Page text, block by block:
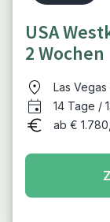
USA
2 Wochen
Las
Canyon
– Los
14 Tage /
ab €